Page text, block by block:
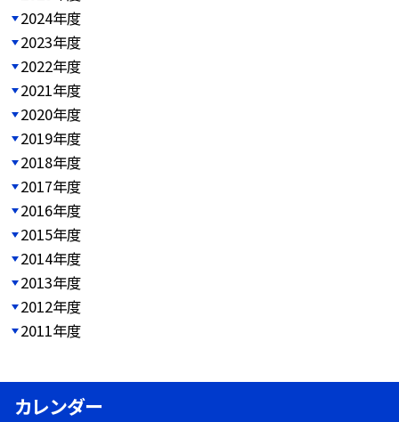
2024年度
2023年度
2022年度
2021年度
2020年度
2019年度
2018年度
2017年度
2016年度
2015年度
2014年度
2013年度
2012年度
2011年度
カレンダー